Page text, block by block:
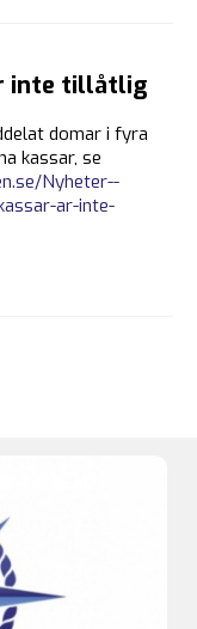
inte tillåtlig
domar i fyra
kassar, se
Nyheter--
ar-inte-